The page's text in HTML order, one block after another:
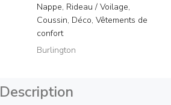
Nappe, Rideau / Voilage,
Coussin, Déco, Vêtements de
confort
Burlington
Description